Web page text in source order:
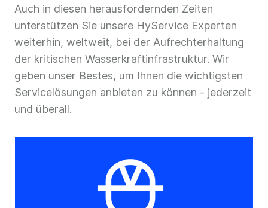
Auch in diesen herausfordernden Zeiten
unterstützen Sie unsere HyService Experten
weiterhin, weltweit, bei der Aufrechterhaltung
der kritischen Wasserkraftinfrastruktur. Wir
geben unser Bestes, um Ihnen die wichtigsten
Servicelösungen anbieten zu können - jederzeit
und überall.